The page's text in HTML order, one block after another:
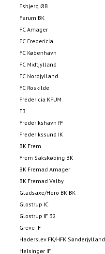
Esbjerg ØB
Farum BK
FC Amager
FC Fredericia
FC København
FC Midtjylland
FC Nordjylland
FC Roskilde
Fredericia KFUM
FB
Frederikshavn fF
Frederikssund IK
BK Frem
Frem Sakskøbing BK
BK Fremad Amager
BK Fremad Valby
Gladsaxe/Hero BK BK
Glostrup IC
Glostrup IF 32
Greve IF
Haderslev FK/HFK Sønderjylland
Helsingør IF